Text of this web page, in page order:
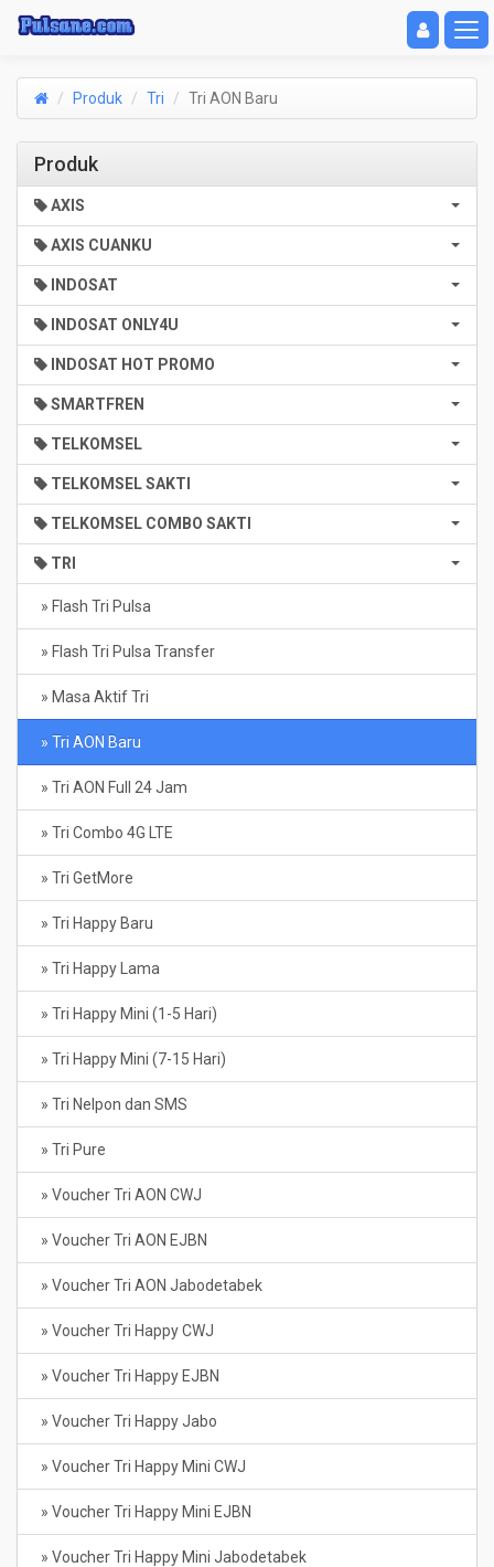
Toggle
Produk Tri Tri AON Baru
Produk
AXIS
AXIS CUANKU
INDOSAT
INDOSAT ONLY4U
INDOSAT HOT PROMO
SMARTFREN
TELKOMSEL
TELKOMSEL SAKTI
TELKOMSEL COMBO SAKTI
TRI
» Flash Tri Pulsa
» Flash Tri Pulsa Transfer
» Masa Aktif Tri
» Tri AON Baru
» Tri AON Full 24 Jam
» Tri Combo 4G LTE
» Tri GetMore
» Tri Happy Baru
» Tri Happy Lama
» Tri Happy Mini (1-5 Hari)
» Tri Happy Mini (7-15 Hari)
» Tri Nelpon dan SMS
» Tri Pure
» Voucher Tri AON CWJ
» Voucher Tri AON EJBN
» Voucher Tri AON Jabodetabek
» Voucher Tri Happy CWJ
» Voucher Tri Happy EJBN
» Voucher Tri Happy Jabo
» Voucher Tri Happy Mini CWJ
» Voucher Tri Happy Mini EJBN
» Voucher Tri Happy Mini Jabodetabek